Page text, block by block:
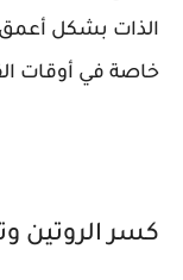
الذات بشكل
خاصة في أوقات
كسر الروتين